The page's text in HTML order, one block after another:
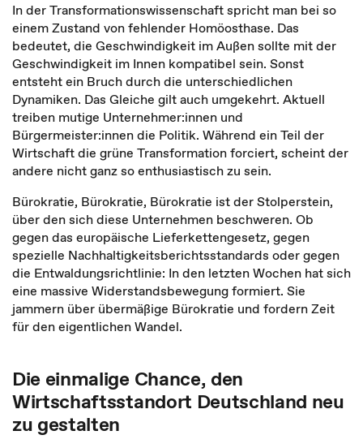
In der Transformationswissenschaft spricht man bei so
einem Zustand von fehlender Homöosthase. Das
bedeutet, die Geschwindigkeit im Außen sollte mit der
Geschwindigkeit im Innen kompatibel sein. Sonst
entsteht ein Bruch durch die unterschiedlichen
Dynamiken. Das Gleiche gilt auch umgekehrt. Aktuell
treiben mutige Unternehmer:innen und
Bürgermeister:innen die Politik. Während ein Teil der
Wirtschaft die grüne Transformation forciert, scheint der
andere nicht ganz so enthusiastisch zu sein.
Bürokratie, Bürokratie, Bürokratie ist der Stolperstein,
über den sich diese Unternehmen beschweren. Ob
gegen das europäische Lieferkettengesetz, gegen
spezielle Nachhaltigkeitsberichtsstandards oder gegen
die Entwaldungsrichtlinie: In den letzten Wochen hat sich
eine massive Widerstandsbewegung formiert. Sie
jammern über übermäßige Bürokratie und fordern Zeit
für den eigentlichen Wandel.
Die einmalige Chance, den
Wirtschaftsstandort Deutschland neu
zu gestalten